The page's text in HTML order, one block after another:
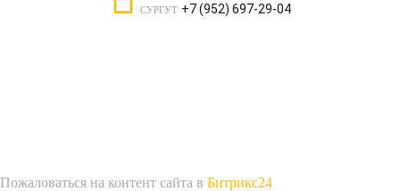
СУРГУТ +7 (952) 697-29-04
Пожаловаться на контент cайта в Битрикс24